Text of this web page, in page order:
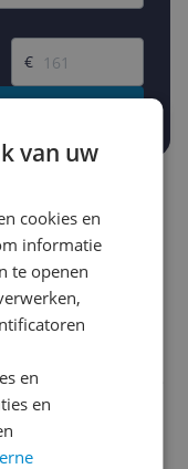
Gewenste prijs
€
je mening
van je
het schrijven
3 en 10 minuten.
een betere
kans op
van uw
cookies en
informatie
te openen
en
en